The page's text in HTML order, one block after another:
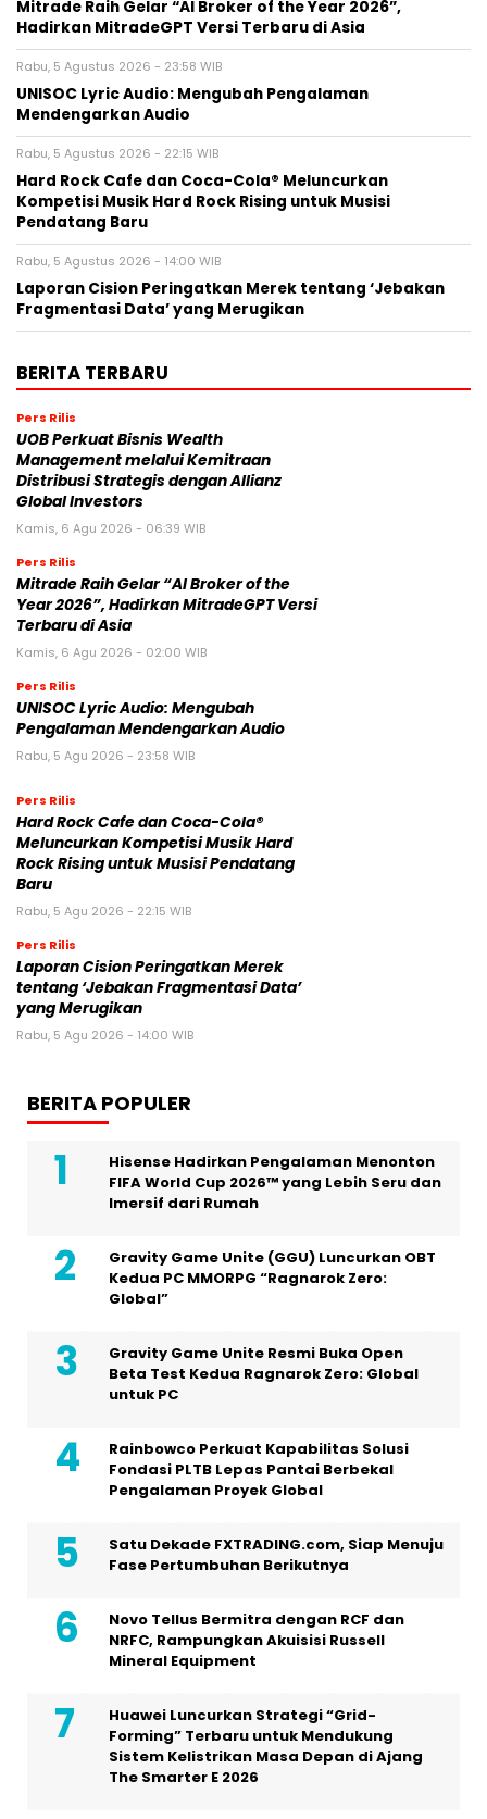
Mitrade Raih Gelar “AI Broker of the Year 2026”,
Hadirkan MitradeGPT Versi Terbaru di Asia
Rabu, 5 Agustus 2026 - 23:58 WIB
UNISOC Lyric Audio: Mengubah Pengalaman
Mendengarkan Audio
Rabu, 5 Agustus 2026 - 22:15 WIB
Hard Rock Cafe dan Coca-Cola® Meluncurkan
Kompetisi Musik Hard Rock Rising untuk Musisi
Pendatang Baru
Rabu, 5 Agustus 2026 - 14:00 WIB
Laporan Cision Peringatkan Merek tentang ‘Jebakan
Fragmentasi Data’ yang Merugikan
BERITA TERBARU
Pers Rilis
UOB Perkuat Bisnis Wealth
Management melalui Kemitraan
Distribusi Strategis dengan Allianz
Global Investors
Kamis, 6 Agu 2026 - 06:39 WIB
Pers Rilis
Mitrade Raih Gelar “AI Broker of the
Year 2026”, Hadirkan MitradeGPT Versi
Terbaru di Asia
Kamis, 6 Agu 2026 - 02:00 WIB
Pers Rilis
UNISOC Lyric Audio: Mengubah
Pengalaman Mendengarkan Audio
Rabu, 5 Agu 2026 - 23:58 WIB
Pers Rilis
Hard Rock Cafe dan Coca-Cola®
Meluncurkan Kompetisi Musik Hard
Rock Rising untuk Musisi Pendatang
Baru
Rabu, 5 Agu 2026 - 22:15 WIB
Pers Rilis
Laporan Cision Peringatkan Merek
tentang ‘Jebakan Fragmentasi Data’
yang Merugikan
Rabu, 5 Agu 2026 - 14:00 WIB
BERITA POPULER
Hisense Hadirkan Pengalaman Menonton
FIFA World Cup 2026™ yang Lebih Seru dan
Imersif dari Rumah
Gravity Game Unite (GGU) Luncurkan OBT
Kedua PC MMORPG “Ragnarok Zero:
Global”
Gravity Game Unite Resmi Buka Open
Beta Test Kedua Ragnarok Zero: Global
untuk PC
Rainbowco Perkuat Kapabilitas Solusi
Fondasi PLTB Lepas Pantai Berbekal
Pengalaman Proyek Global
Satu Dekade FXTRADING.com, Siap Menuju
Fase Pertumbuhan Berikutnya
Novo Tellus Bermitra dengan RCF dan
NRFC, Rampungkan Akuisisi Russell
Mineral Equipment
Huawei Luncurkan Strategi “Grid-
Forming” Terbaru untuk Mendukung
Sistem Kelistrikan Masa Depan di Ajang
The Smarter E 2026